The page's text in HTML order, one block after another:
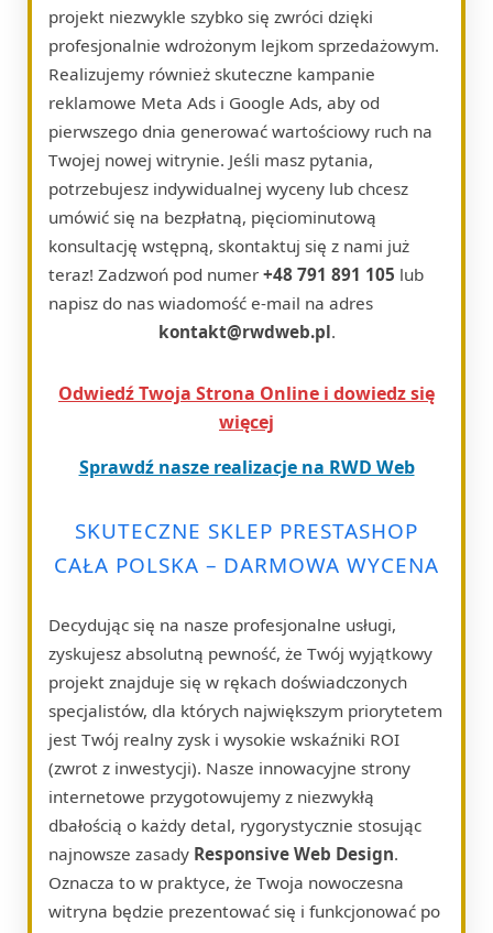
projekt niezwykle szybko się zwróci dzięki
profesjonalnie wdrożonym lejkom sprzedażowym.
Realizujemy również skuteczne kampanie
reklamowe Meta Ads i Google Ads, aby od
pierwszego dnia generować wartościowy ruch na
Twojej nowej witrynie. Jeśli masz pytania,
potrzebujesz indywidualnej wyceny lub chcesz
umówić się na bezpłatną, pięciominutową
konsultację wstępną, skontaktuj się z nami już
teraz! Zadzwoń pod numer +48 791 891 105 lub
napisz do nas wiadomość e-mail na adres
kontakt@rwdweb.pl.
Odwiedź Twoja Strona Online i dowiedz się
więcej
Sprawdź nasze realizacje na RWD Web
SKUTECZNE SKLEP PRESTASHOP
CAŁA POLSKA – DARMOWA WYCENA
Decydując się na nasze profesjonalne usługi,
zyskujesz absolutną pewność, że Twój wyjątkowy
projekt znajduje się w rękach doświadczonych
specjalistów, dla których największym priorytetem
jest Twój realny zysk i wysokie wskaźniki ROI
(zwrot z inwestycji). Nasze innowacyjne strony
internetowe przygotowujemy z niezwykłą
dbałością o każdy detal, rygorystycznie stosując
najnowsze zasady Responsive Web Design.
Oznacza to w praktyce, że Twoja nowoczesna
witryna będzie prezentować się i funkcjonować po